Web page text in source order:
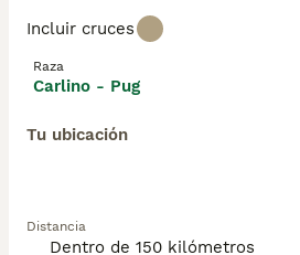
Incluir cruces
Raza
Carlino - Pug
Tu ubicación
Distancia